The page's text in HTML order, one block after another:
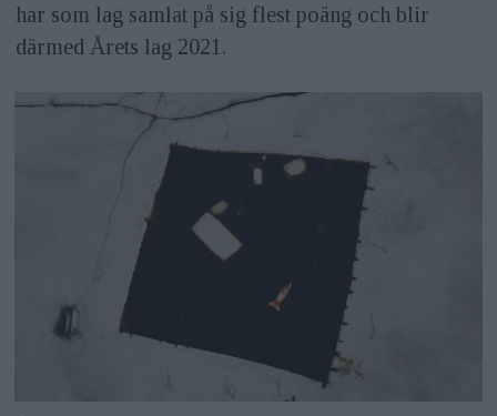
har som lag samlat på sig flest poäng och blir
därmed Årets lag 2021.